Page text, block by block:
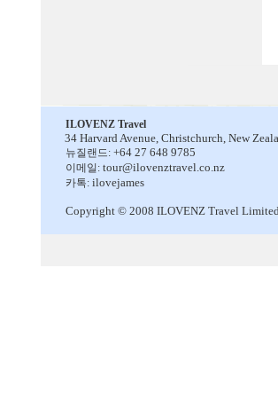
ILOVENZ Travel
34 Harvard Avenue, Christchurch, New
뉴질랜드: +64 27 648 9785
이메일: tour@ilovenztravel.co.nz
카톡: ilovejames
Copyright © 2008 ILOVENZ Travel Limited